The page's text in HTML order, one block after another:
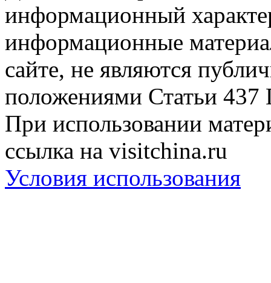
информационный
информационные
сайте, не являются
положениями Статьи 437
При использовании
ссылка на visitchina.ru
Условия использования